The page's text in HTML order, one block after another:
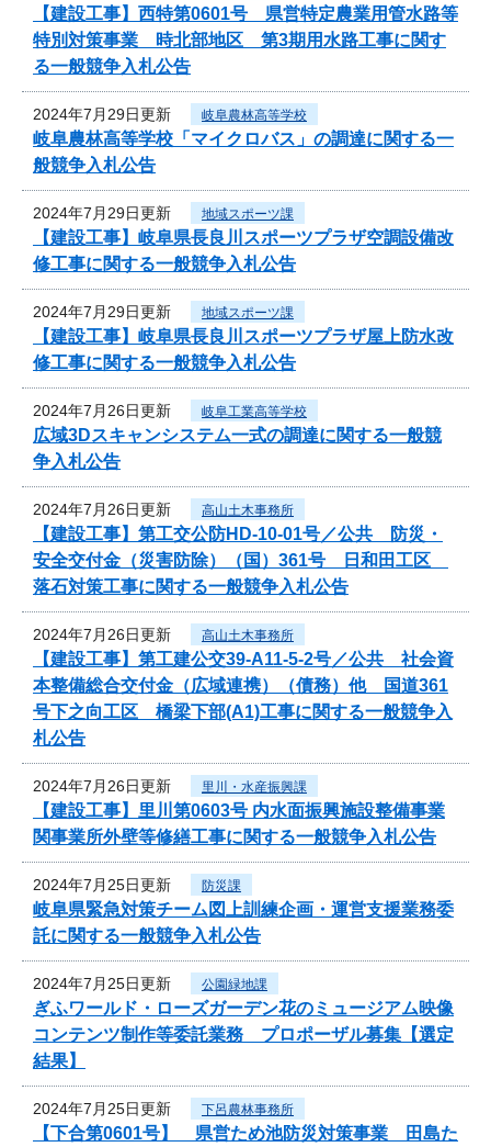
【建設工事】西特第0601号 県営特定農業用管水路等
特別対策事業 時北部地区 第3期用水路工事に関す
る一般競争入札公告
2024年7月29日更新 岐阜農林高等学校
岐阜農林高等学校「マイクロバス」の調達に関する一
般競争入札公告
2024年7月29日更新 地域スポーツ課
【建設工事】岐阜県長良川スポーツプラザ空調設備改
修工事に関する一般競争入札公告
2024年7月29日更新 地域スポーツ課
【建設工事】岐阜県長良川スポーツプラザ屋上防水改
修工事に関する一般競争入札公告
2024年7月26日更新 岐阜工業高等学校
広域3Dスキャンシステム一式の調達に関する一般競
争入札公告
2024年7月26日更新 高山土木事務所
【建設工事】第工交公防HD-10-01号／公共 防災・
安全交付金（災害防除）（国）361号 日和田工区
落石対策工事に関する一般競争入札公告
2024年7月26日更新 高山土木事務所
【建設工事】第工建公交39-A11-5-2号／公共 社会資
本整備総合交付金（広域連携）（債務）他 国道361
号下之向工区 橋梁下部(A1)工事に関する一般競争入
札公告
2024年7月26日更新 里川・水産振興課
【建設工事】里川第0603号 内水面振興施設整備事業
関事業所外壁等修繕工事に関する一般競争入札公告
2024年7月25日更新 防災課
岐阜県緊急対策チーム図上訓練企画・運営支援業務委
託に関する一般競争入札公告
2024年7月25日更新 公園緑地課
ぎふワールド・ローズガーデン花のミュージアム映像
コンテンツ制作等委託業務 プロポーザル募集【選定
結果】
2024年7月25日更新 下呂農林事務所
【下合第0601号】 県営ため池防災対策事業 田島た